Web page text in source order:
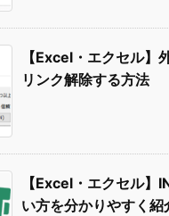
【Excel・エクセル】
リンク解除する方法
【Excel・エクセル】
い方を分かりやすく紹